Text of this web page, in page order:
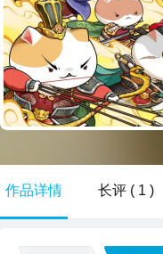
作品详情 长评 ( 1 )